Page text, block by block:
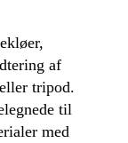
af
tripod.
til
med